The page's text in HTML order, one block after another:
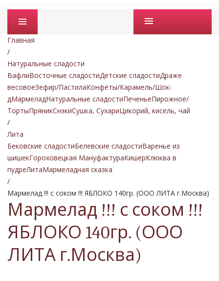
Промо товары
Главная
/
Натуральные сладости
ВафлиВосточные сладостиДетские сладостиДраже
весовоеЗефир/ПастилаКонфеты/Карамель/Шок-
дМармеладНатуральные сладостиПеченьеПирожное/
ТортыПряникСнэкиСушка, СухариЦикорий, кисель, чай
/
Лита
Бековские сладостиБелевские сладостиВаренье из
шишекГороховецкая МануфактураКишерКлюква в
пудреЛитаМармеладная сказка
/
Мармелад !!! с соком !!! ЯБЛОКО 140гр. (ООО ЛИТА г.Москва)
Мармелад !!! с соком !!!
ЯБЛОКО 140гр. (ООО
ЛИТА г.Москва)